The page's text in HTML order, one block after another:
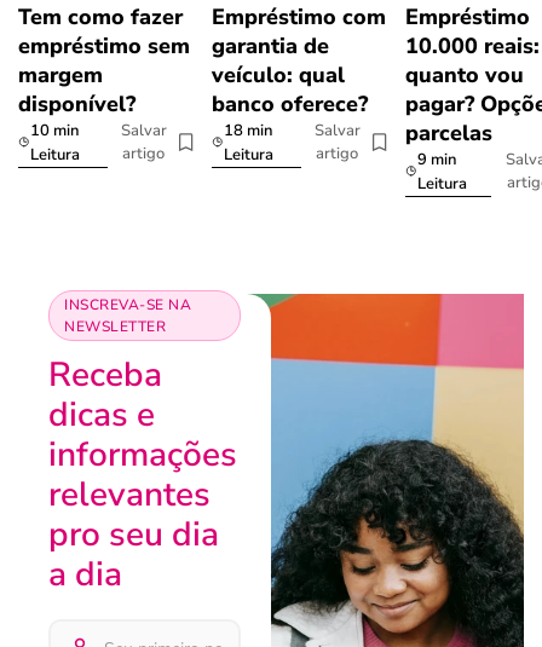
Tem como fazer
empréstimo sem
margem
disponível?
10 min
Leitura
Salvar
artigo
Empréstimo com
garantia de
veículo: qual
banco oferece?
18 min
Leitura
Salvar
artigo
Empréstimo
10.000 reais:
quanto vou
pagar?
parcelas
9 min
Leitura
INSCREVA-SE NA
NEWSLETTER
Receba
dicas e
informações
relevantes
pro seu dia
a dia